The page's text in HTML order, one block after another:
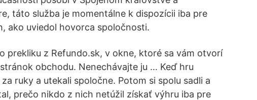
táto služba je momentálne k dispozícii iba pre
ako uviedol hovorca spoločnosti.
prekliku z Refundo.sk, v okne, ktoré sa vám otvorí
obchodu. Nenechávajte ju … Keď hru
ruky a utekali spoločne. Potom si spolu sadli a
prečo nikdo z nich netúžil získať výhru iba pre